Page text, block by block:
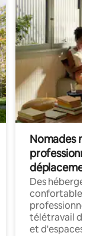
Nomades
déplacement
Des
confortables
professionnels
télétravail
et d'espaces